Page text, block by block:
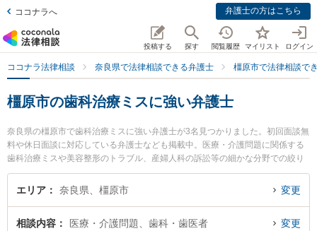
ココナラへ 弁護士の方はこちら
投稿する 探す 閲覧履歴 マイリスト ログイン
ココナラ法律相談 奈良県で法律相談できる弁護士 橿原市で法律相談で
橿原市の歯科治療ミスに強い弁護士
奈良県の橿原市で歯科治療ミスに強い弁護士が3名見つかりました。初回面談無
料や休日面談に対応している弁護士なども掲載中。医療・介護問題に関係する
歯科治療ミスや美容整形のトラブル、産婦人科の訴訟等の細かな分野での絞り
込み検索もでき便利です。特に奈良万葉法律事務所の高島 健太郎弁護士や奈良
万葉法律事務所の大谷 理史弁護士、橿原法律事務所の辻内 誠人弁護士のプロフ
治療ミスのトラブル解決の実績豊富な近くの弁護士を検索したい』『初回相談
エリア 奈良県、橿原市 変更
相談内容 医療・介護問題、歯科・歯医者 変更